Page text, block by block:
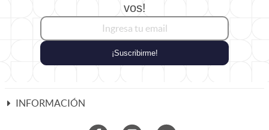
vos!
¡Suscribirme!
INFORMACIÓN